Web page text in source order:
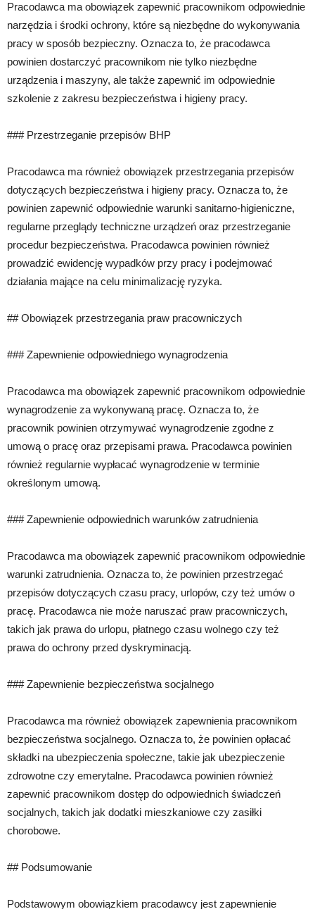
Pracodawca ma obowiązek zapewnić pracownikom odpowiednie
narzędzia i środki ochrony, które są niezbędne do wykonywania
pracy w sposób bezpieczny. Oznacza to, że pracodawca
powinien dostarczyć pracownikom nie tylko niezbędne
urządzenia i maszyny, ale także zapewnić im odpowiednie
szkolenie z zakresu bezpieczeństwa i higieny pracy.
### Przestrzeganie przepisów BHP
Pracodawca ma również obowiązek przestrzegania przepisów
dotyczących bezpieczeństwa i higieny pracy. Oznacza to, że
powinien zapewnić odpowiednie warunki sanitarno-higieniczne,
regularne przeglądy techniczne urządzeń oraz przestrzeganie
procedur bezpieczeństwa. Pracodawca powinien również
prowadzić ewidencję wypadków przy pracy i podejmować
działania mające na celu minimalizację ryzyka.
## Obowiązek przestrzegania praw pracowniczych
### Zapewnienie odpowiedniego wynagrodzenia
Pracodawca ma obowiązek zapewnić pracownikom odpowiednie
wynagrodzenie za wykonywaną pracę. Oznacza to, że
pracownik powinien otrzymywać wynagrodzenie zgodne z
umową o pracę oraz przepisami prawa. Pracodawca powinien
również regularnie wypłacać wynagrodzenie w terminie
określonym umową.
### Zapewnienie odpowiednich warunków zatrudnienia
Pracodawca ma obowiązek zapewnić pracownikom odpowiednie
warunki zatrudnienia. Oznacza to, że powinien przestrzegać
przepisów dotyczących czasu pracy, urlopów, czy też umów o
pracę. Pracodawca nie może naruszać praw pracowniczych,
takich jak prawa do urlopu, płatnego czasu wolnego czy też
prawa do ochrony przed dyskryminacją.
### Zapewnienie bezpieczeństwa socjalnego
Pracodawca ma również obowiązek zapewnienia pracownikom
bezpieczeństwa socjalnego. Oznacza to, że powinien opłacać
składki na ubezpieczenia społeczne, takie jak ubezpieczenie
zdrowotne czy emerytalne. Pracodawca powinien również
zapewnić pracownikom dostęp do odpowiednich świadczeń
socjalnych, takich jak dodatki mieszkaniowe czy zasiłki
chorobowe.
## Podsumowanie
Podstawowym obowiązkiem pracodawcy jest zapewnienie